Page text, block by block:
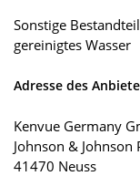
Sonstige
gereinigtes Wasser
Adresse des
Kenvue Germany
Johnson & Johnson
41470 Neuss